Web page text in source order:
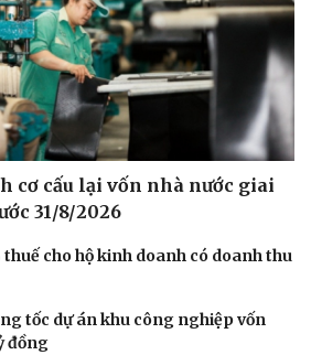
Đời sống
Blog
Tình yêu - Gia đình
cơ cấu lại vốn nhà nước giai
31/8/2026
cho hộ kinh doanh có doanh thu
tốc dự án khu công nghiệp vốn
đồng